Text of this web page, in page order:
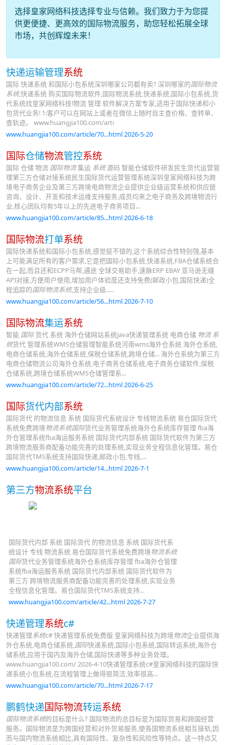
选择皇家网络科技选择专业与信赖。我们致力于为您提
供更便捷、更高效的国际物流服务，助您轻松拓展全球
市场，共创辉煌未来！
快递运输管理系统
国际 快递系统 和国际小包系统深圳哪家公司都有卖? 深圳哪家的国际物流
系统,快递系统 购买国际物流软件,国际物流系统,快递系统,国际小包系统,货
代系统找皇家网络科技!物流 管理 软件解决方案专家,适用于国际快递和小
包货代业务! 1:客户可以在网站上或者在微信上随时自主查价格、查转单、
查轨迹。 www.huangjia100.com/arti
www.huangjia100.com/article/70...html 2026-5-20
国际仓储物流管控系统
国际 仓储 物流 国际物流集运 系统源码 智能仓储软件研发民生货代运营管
理第三方仓储对接系统民生国际货代运营管理系统深圳皇家网络科技为跨
境电子商务企业及第三方跨境电商物流企业提供企业级运营系统和供应链
咨询、设计、开发和技术运维支持服务,成员均来之电子商务及跨境物流行
业,核心团队均有5年以上的先进电子商务项目...
www.huangjia100.com/article/85...html 2026-6-18
国际物流打单系统
国际快递系统和国际小包系统,感觉挺不错的,这个系统综合性特别强,基本
上可能满足所有的客户需求,它是把国际小包系统,快递系统,FBA仓储系统合
在一起,而且还和ECPP马帮,通途 全球交易助手,速脉ERP EBAY 亚马逊无缝
API对接,方便用户使用,增加用户体验度还支持免费(邮政小包,国际快递)全
程追踪的国际物流系统,支持企业级.....
www.huangjia100.com/article/56...html 2026-7-10
国际物流集运系统
智能 国际货代 系统 海外仓储网站系统java快递管理系统 电商仓储 物流 系
统货代 管理系统WMS仓储管理智能系统河南wms海外仓系统 海外仓系统,
电商仓储系统,海外仓储系统,保税仓储系统,跨境仓储... 海外仓系统为第三方
电商仓储物流公司海外仓系统,电子商务仓储系统,电子商务仓储软件,保税
仓储系统,跨境仓储系统WMS仓储管理系...
www.huangjia100.com/article/72...html 2026-6-25
国际货代内部系统
国际货代 的物流信息 系统 国际货代系统设计 专线物流系统 易仓国际货代
系统免费跨境物流系统国际货代业务管理系统海外仓系统库存管理 fba海
外仓管理系统fba海运服务系统 国际货代内部系统 国际货代软件为第三方
跨境物流服务商配备功能完善的处理系统,实现业务全程信息化管理。易仓
国际货代TMS系统支持国际快递,邮政小包,专线,...
www.huangjia100.com/article/14...html 2026-7-1
第三方物流系统平台
国际货代内部 系统 国际货代 的物流信息 系统 国际货代系
统设计 专线 物流系统 易仓国际货代系统免费跨境物流系统
国际货代业务管理系统海外仓系统库存管理 fba海外仓管理
系统fba海运服务系统 国际货代内部系统 国际货代软件为
第三方 跨境物流服务商配备功能完善的处理系统,实现业务
全程信息化管理。易仓国际货代TMS系统支持...
www.huangjia100.com/article/42...html 2026-7-27
快递管理系统c#
快递管理系统c# 快递管理系统免费版 皇家网络科技为跨境物流企业提供海
外仓系统,电商仓储系统,国际快递系统,国际小包系统,国际转运系统,海外仓
储系统,应用于国内及海外仓储,国际快递等多种业务处理。
www.huangjia100.com/ 2026-4-10快递管理系统c#皇家网络科技的国际快
递系统小包系统,在流程管理上做得很简洁,效率很高...
www.huangjia100.com/article/70...html 2026-7-17
鹏鹤快递国际物流转运系统
国际物流系统的目标是什么? 国际物流的总目标是为国际贸易和跨国经营
服务。国际物流是为跨国经营和对外贸易服务,使各国物流系统相互接轨,因
而与国内物流系统相比,具有国际性、复杂性和风险性等特点。这一特点又